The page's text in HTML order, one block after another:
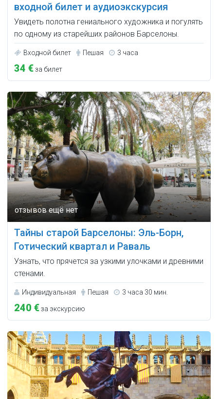
входной билет и аудиоэкскурсия
Увидеть полотна гениального художника и погулять
по одному из старейших районов Барселоны.
Входной билет Пешая 3 часа
34 €за билет
Тайны старой Барселоны: Эль-Борн,
Готический квартал и Раваль
Узнать, что прячется за узкими улочками и древними
стенами.
Индивидуальная Пешая 3 часа 30 мин.
240 €за экскурсию